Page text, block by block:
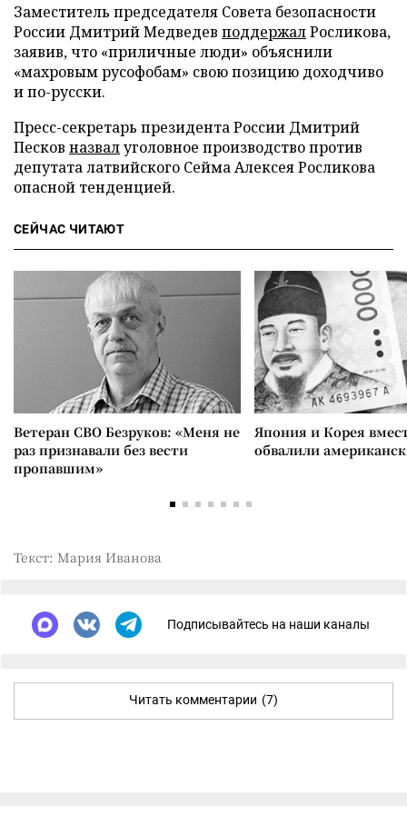
Заместитель председателя Совета безопасности
России Дмитрий Медведев поддержалРосликова,
заявив, что «приличные люди» объяснили
«махровым русофобам» свою позицию доходчиво
и по-русски.
Пресс-секретарь президента России Дмитрий
Песков назвалуголовное производство против
депутата латвийского Сейма Алексея Росликова
опасной тенденцией.
СЕЙЧАС ЧИТАЮТ
Ветеран СВО Безруков: «Меня не
раз признавали без вести
пропавшим»
Япония и Корея
обвалили
Текст: Мария Иванова
Подписывайтесь на наши каналы
Читать комментарии (7)